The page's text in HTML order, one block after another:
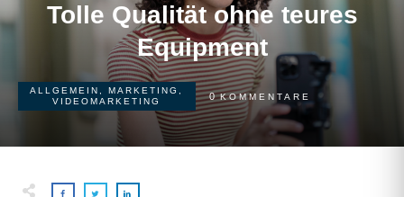
Tolle Qualität ohne teures
Equipment
ALLGEMEIN ,MARKETING
VIDEOMARKETING
0 KOMMENTARE